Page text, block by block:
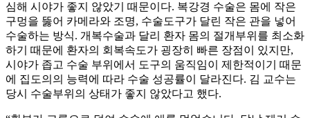
심해 시야가 좋지 않았기 때문이다. 복강경 수술은 몸에 작은
구멍을 뚫어 카메라와 조명, 수술도구가 달린 작은 관을 넣어
수술하는 방식. 개복수술과 달리 환자 몸의 절개부위를 최소화
하기 때문에 환자의 회복속도가 굉장히 빠른 장점이 있지만,
시야가 좁고 수술 부위에서 도구의 움직임이 제한적이기 때문
에 집도의의 능력에 따라 수술 성공률이 달라진다. 김 교수는
당시 수술부위의 상태가 좋지 않았다고 했다.